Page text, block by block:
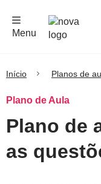
Menu
Início Planos de
Plano de Aula
Plano de
as